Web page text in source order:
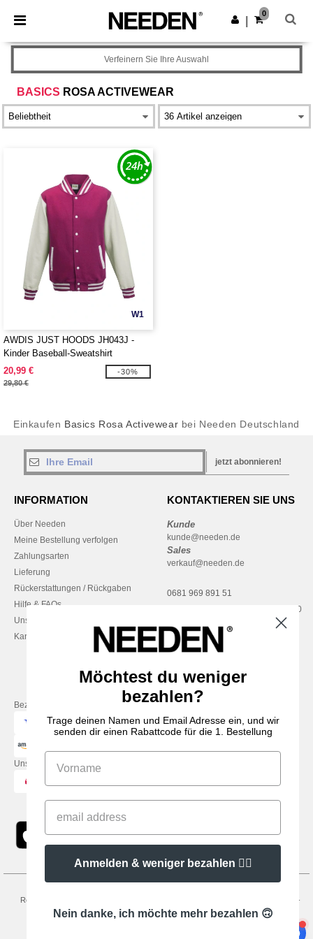
× Needen App
Bessere Preise in der App!
App holen
0
BASICS ROSA ACTIVEWEAR
Verfeinern Sie Ihre Auswahl
W1
AWDIS JUST HOODS JH043J -
Kinder Baseball-Sweatshirt
20,99 €
29,80 €
-30%
Einkaufen Basics Rosa Activewear bei Needen Deutschland
jetzt abonnieren!
INFORMATION
Über Needen
Meine Bestellung verfolgen
Zahlungsarten
Lieferung
Rückerstattungen / Rückgaben
Hilfe & FAQs
Unsere Engagements
Karriere
KONTAKTIEREN SIE UNS
Kunde
kunde@needen.de
Sales
verkauf@needen.de
0681 969 891 51
Montag – Donnerstag: 10:00–13:00
Freitag: 10:00–14:00
Bezahlung mit
Unsere Paketzusteller
Rechtliche Hinweise
-
General Contract Conditions- Cookie-Richtlinie-Site Map
Copyright 2026
Möchtest du weniger
bezahlen?
Trage deinen Namen und Email Adresse ein, und wir
senden dir einen Rabattcode für die 1. Bestellung
Anmelden & weniger bezahlen 👍🏼
Nein danke, ich möchte mehr bezahlen 🙃